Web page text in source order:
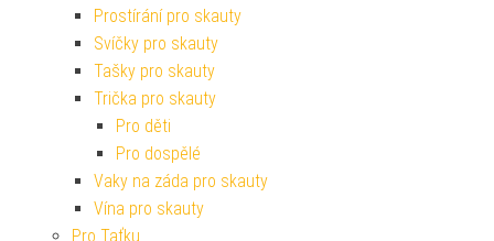
Prostírání pro skauty
Svíčky pro skauty
Tašky pro skauty
Trička pro skauty
Pro děti
Pro dospělé
Vaky na záda pro skauty
Vína pro skauty
Pro Taťku